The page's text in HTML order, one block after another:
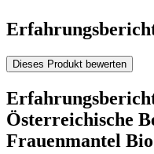
Dieses Produkt bewerten
Österreichische
Frauenmantel Bio